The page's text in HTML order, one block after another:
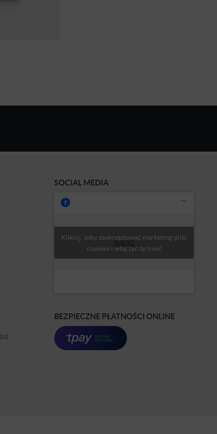
SOCIAL MEDIA
ASBiRO
Kliknij, żeby zaakceptować marketing pliki
cookies i włączyć tę treść
BEZPIECZNE PŁATNOŚCI ONLINE